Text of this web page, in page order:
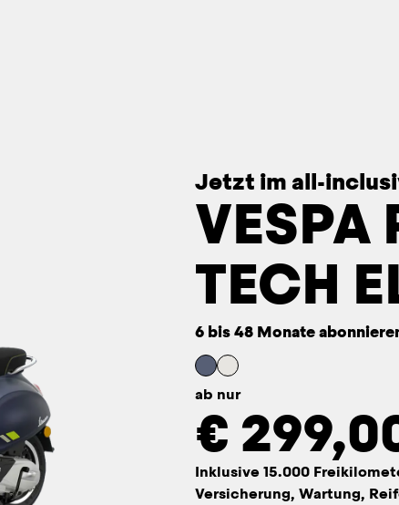
Jetzt im all-
VESPA
TECH
6 bis 48 Monate
ab nur
€
Inklusive 15.000
Versicherung, Wartung,